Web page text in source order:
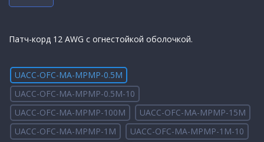
Патч-корд 12 AWG с огнестойкой оболочкой.
UACC-OFC-MA-MPMP-0.5M
UACC-OFC-MA-MPMP-0.5M-10
UACC-OFC-MA-MPMP-100M
UACC-OFC-MA-MPMP-15M
UACC-OFC-MA-MPMP-1M
UACC-OFC-MA-MPMP-1M-10